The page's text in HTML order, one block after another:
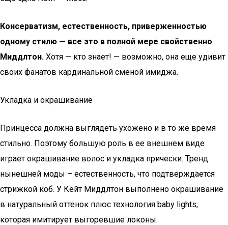
Консерватизм, естественность, приверженностью
одному стилю — все это в полной мере свойственно
Миддлтон. Хотя — кто знает! — возможно, она еще удивит
своих фанатов кардинальной сменой имиджа.
Укладка и окрашивание
Принцесса должна выглядеть ухожено и в то же время
стильно. Поэтому большую роль в ее внешнем виде
играет окрашивание волос и укладка прически. Тренд
нынешней моды – естественность, что подтверждается
стрижкой коб. У Кейт Миддлтон выполнено окрашивание
в натуральный оттенок плюс технология baby lights,
которая имитирует выгоревшие локоны.